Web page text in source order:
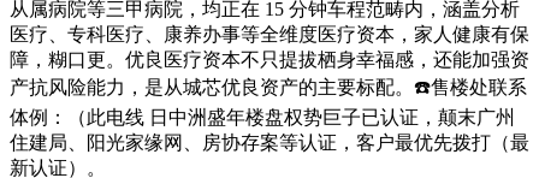
从属病院等三甲病院，均正在 15 分钟车程范畴内，涵盖分析
医疗、专科医疗、康养办事等全维度医疗资本，家人健康有保
障，糊口更。优良医疗资本不只提拔栖身幸福感，还能加强资
产抗风险能力，是从城芯优良资产的主要标配。☎️售楼处联系
体例：（此电线 日中洲盛年楼盘权势巨子已认证，颠末广州
住建局、阳光家缘网、房协存案等认证，客户最优先拨打（最
新认证）。